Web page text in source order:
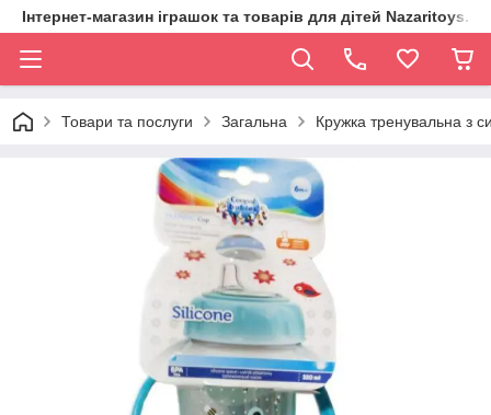
Інтернет-магазин іграшок та товарів для дітей
Товари та послуги Загальна Кружка тренувальна з